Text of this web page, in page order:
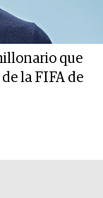
que
la FIFA de